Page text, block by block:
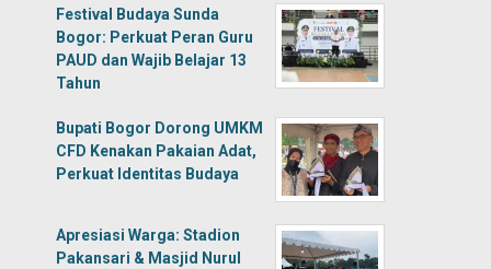
Festival Budaya Sunda
Bogor: Perkuat Peran Guru
PAUD dan Wajib Belajar 13
Tahun
Bupati Bogor Dorong UMKM
CFD Kenakan Pakaian Adat,
Perkuat Identitas Budaya
Apresiasi Warga: Stadion
Pakansari & Masjid Nurul